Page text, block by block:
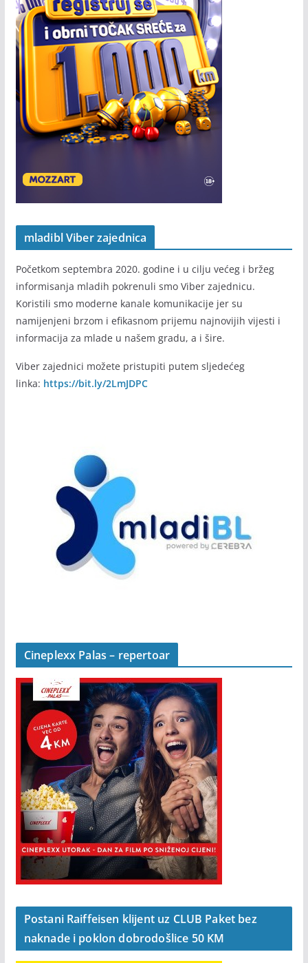
mladibl Viber zajednica
Početkom septembra 2020. godine i u cilju većeg i bržeg
Koristili smo moderne kanale komunikacije jer su
namijenjeni brzom i efikasnom prijemu najnovijih vijesti i
https://bit.ly/2LmJDPC
Cineplexx Palas – repertoar